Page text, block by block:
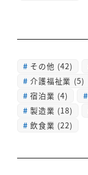
その他 (42)
介護福祉業 (5)
宿泊業 (4)
製造業 (18)
飲食業 (22)